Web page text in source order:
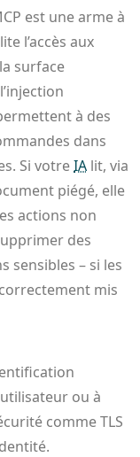
est une arme à
l’accès aux
surface
à des
dans
Si votreIA lit, via
piégé, elle
actions non
des
sensibles – si les
mis
ou à
comme TLS